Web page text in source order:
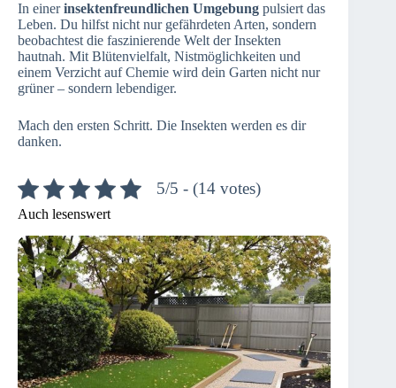
In einerinsektenfreundlichen Umgebung pulsiert das
Leben. Du hilfst nicht nur gefährdeten Arten, sondern
beobachtest die faszinierende Welt der Insekten
hautnah. Mit Blütenvielfalt, Nistmöglichkeiten und
einem Verzicht auf Chemie wird dein Garten nicht nur
grüner – sondern lebendiger.
Mach den ersten Schritt. Die Insekten werden es dir
danken.
5/5 - (14 votes)
Auch lesenswert